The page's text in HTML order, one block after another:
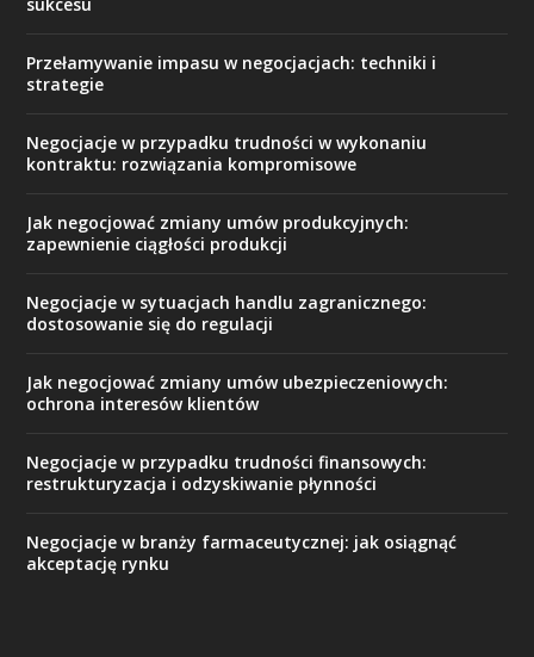
Przełamywanie impasu w negocjacjach: techniki i
strategie
Negocjacje w przypadku trudności w wykonaniu
kontraktu: rozwiązania kompromisowe
Jak negocjować zmiany umów produkcyjnych:
zapewnienie ciągłości produkcji
Negocjacje w sytuacjach handlu zagranicznego:
dostosowanie się do regulacji
Jak negocjować zmiany umów ubezpieczeniowych:
ochrona interesów klientów
Negocjacje w przypadku trudności finansowych:
restrukturyzacja i odzyskiwanie płynności
Negocjacje w branży farmaceutycznej: jak osiągnąć
akceptację rynku